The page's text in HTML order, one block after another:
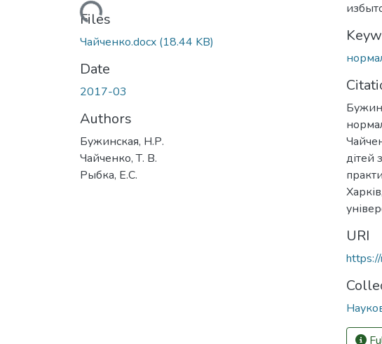
Loading...
Files
Чайченко.docx (18.44 KB)
Date
2017-03
Authors
Бужинская, Н.Р.
Чайченко, Т. В.
Рыбка, Е.С.
дітей
URI